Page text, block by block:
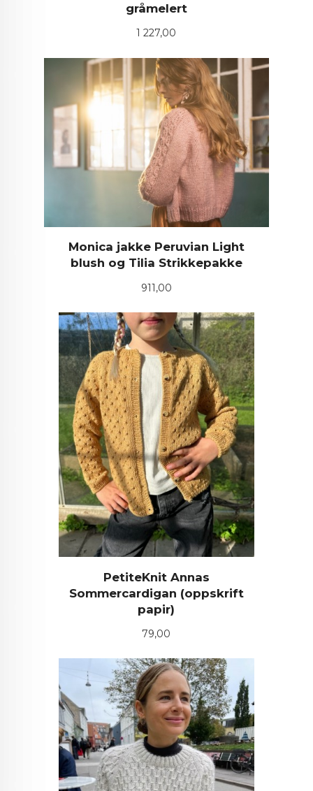
gråmelert
Pris
1 227,00
Monica jakke Peruvian Light
blush og Tilia Strikkepakke
Pris
911,00
PetiteKnit Annas
Sommercardigan (oppskrift
papir)
Pris
79,00